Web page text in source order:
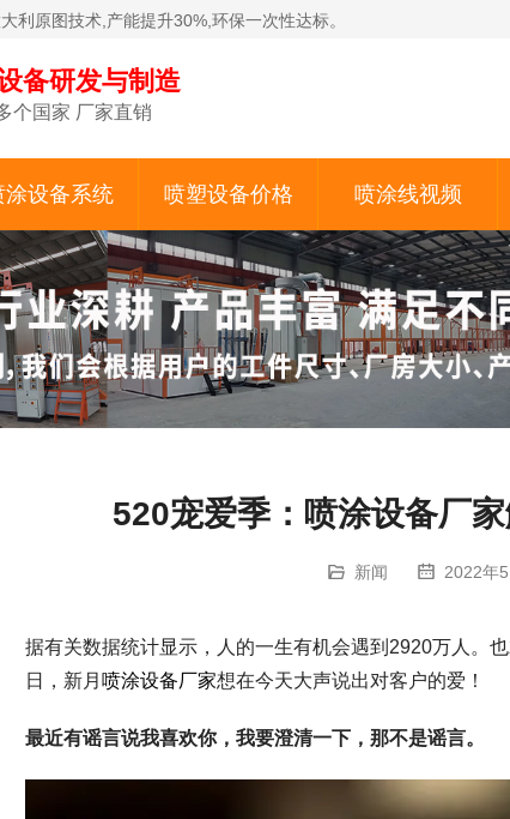
利原图技术,产能提升30%,环保一次性达标。
备研发与制造
个国家 厂家直销
涂设备系统 喷塑设备价格 喷涂线视频
520宠爱季：喷涂设备厂
新闻 2022年
据有关数据统计显示，人的一生有机会遇到2920万人。
日，新月 喷涂设备厂家想在今天大声说出对客户的爱！
最近有谣言说我喜欢你，我要澄清一下，那不是谣言。